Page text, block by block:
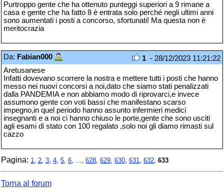
Purtroppo gente che ha ottenuto punteggi superiori a 9 rimane a
casa e gente che ha fatto 8 è entrata solo perché negli ultimi anni
sono aumentati i posti a concorso, sfortunati! Ma questa non è
meritocrazia
Da: Fabian000 1 - 28/12/2023 11:21:22
Aretusanese
Infatti dovevano scorrere la nostra e mettere tutti i posti che hanno
messo nei nuovi concorsi a noi,dato che siamo stati penalizzati
dalla PANDEMIA e non abbiamo modo di riprovarci,e invece
assumono gente con voti bassi che manifestano scarso
impegno,in quel periodo hanno assunto infermieri medici
insegnanti e a noi ci hanno chiuso le porte,gente che sono usciti
agli esami di stato con 100 regalato ,solo noi gli diamo rimasti sul
cazzo
Pagina: 1 2 3 4 5 6 628 629 630 631 632 633
Torna al forum